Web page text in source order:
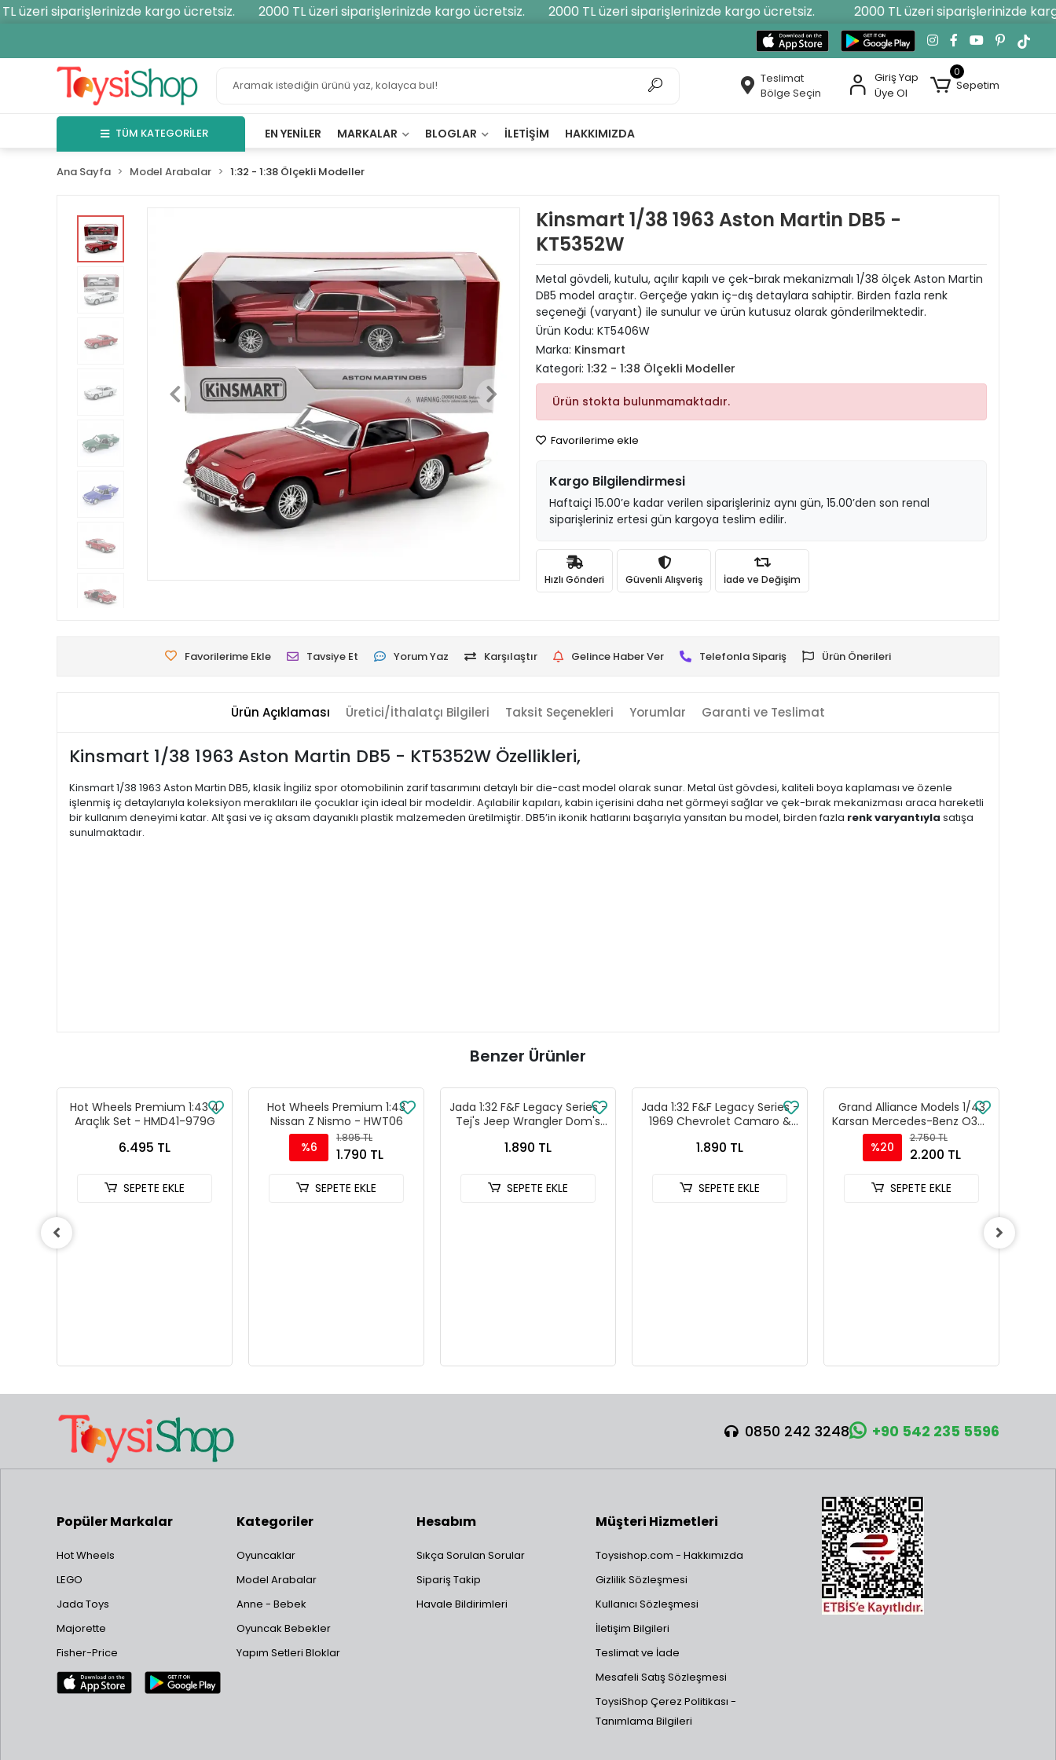
üzeri siparişlerinizde kargo ücretsiz. 2000 TL üzeri siparişlerinizde kargo ücretsiz. 2000 TL üzeri siparişlerinizde kargo ücretsiz. 2000 TL üzeri siparişlerinizde
Teslimat
Bölge Seçin
Giriş Yap
Üye Ol
0
Sepetim
TÜM KATEGORİLER EN YENILER MARKALAR BLOGLAR İLETIŞIM HAKKIMIZDA
Ana Sayfa Model Arabalar 1:32 - 1:38 Ölçekli Modeller
Kinsmart 1/38 1963 Aston Martin DB5 -
KT5352W
Metal gövdeli, kutulu, açılır kapılı ve çek-bırak mekanizmalı 1/38 ölçek Aston Martin
DB5 model araçtır. Gerçeğe yakın iç-dış detaylara sahiptir. Birden fazla renk
seçeneği (varyant) ile sunulur ve ürün kutusuz olarak gönderilmektedir.
Ürün Kodu: KT5406W
Marka: Kinsmart
Kategori: 1:32 - 1:38 Ölçekli Modeller
Ürün stokta bulunmamaktadır.
Favorilerime ekle
Kargo Bilgilendirmesi
Haftaiçi 15.00’e kadar verilen siparişleriniz aynı gün, 15.00’den son renal
siparişleriniz ertesi gün kargoya teslim edilir.
Hızlı Gönderi Güvenli Alışveriş İade ve Değişim
Favorilerime Ekle Tavsiye Et Yorum Yaz Karşılaştır Gelince Haber Ver Telefonla Sipariş Ürün Önerileri
Ürün Açıklaması Üretici/İthalatçı Bilgileri Taksit Seçenekleri Yorumlar Garanti ve Teslimat
Kinsmart 1/38 1963 Aston Martin DB5 - KT5352W Özellikleri,
Kinsmart 1/38 1963 Aston Martin DB5, klasik İngiliz spor otomobilinin zarif tasarımını detaylı bir die-cast model olarak sunar. Metal üst gövdesi, kaliteli boya kaplaması ve özenle
işlenmiş iç detaylarıyla koleksiyon meraklıları ile çocuklar için ideal bir modeldir. Açılabilir kapıları, kabin içerisini daha net görmeyi sağlar ve çek-bırak mekanizması araca hareketli
bir kullanım deneyimi katar. Alt şasi ve iç aksam dayanıklı plastik malzemeden üretilmiştir. DB5’in ikonik hatlarını başarıyla yansıtan bu model, birden fazla renk varyantıyla satışa
sunulmaktadır.
Benzer Ürünler
Hot Wheels Premium 1:43 4
Araçlık Set - HMD41-979G
6.495 TL
SEPETE EKLE
Hot Wheels Premium 1:43
Nissan Z Nismo - HWT06
%6
1.895 TL
1.790 TL
SEPETE EKLE
Jada 1:32 F&F Legacy Series -
Tej's Jeep Wrangler Dom's
Araba Seti
1.890 TL
SEPETE EKLE
Jada 1:32 F&F Legacy Series -
1969 Chevrolet Camaro &
Widebody İkili Araba Seti
1.890 TL
SEPETE EKLE
Grand Alliance Models 1/43
Karsan Mercedes-Benz O302
Diecast Model Otobüs
(GA24002 BR)
%20
2.750 TL
2.200 TL
SEPETE EKLE
0850 242 3248 +90 542 235 5596
Popüler Markalar
Hot Wheels
LEGO
Jada Toys
Majorette
Fisher-Price
Kategoriler
Oyuncaklar
Model Arabalar
Anne - Bebek
Oyuncak Bebekler
Yapım Setleri Bloklar
Hesabım
Sıkça Sorulan Sorular
Sipariş Takip
Havale Bildirimleri
Müşteri Hizmetleri
Toysishop.com - Hakkımızda
Gizlilik Sözleşmesi
Kullanıcı Sözleşmesi
İletişim Bilgileri
Teslimat ve İade
Mesafeli Satış Sözleşmesi
ToysiShop Çerez Politikası -
Tanımlama Bilgileri